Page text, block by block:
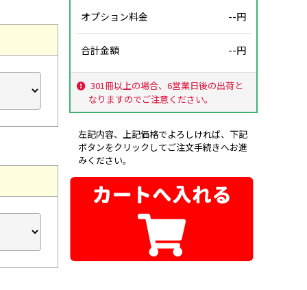
オプション料金 --円
合計金額 --円
301冊以上の場合、6営業日後の出荷と
なりますのでご注意ください。
左記内容、上記価格でよろしければ、下記
ボタンをクリックしてご注文手続きへお進
みください。